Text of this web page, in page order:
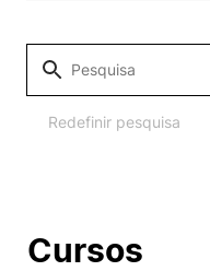
Magazine
Redefinir pesquisa
Cursos